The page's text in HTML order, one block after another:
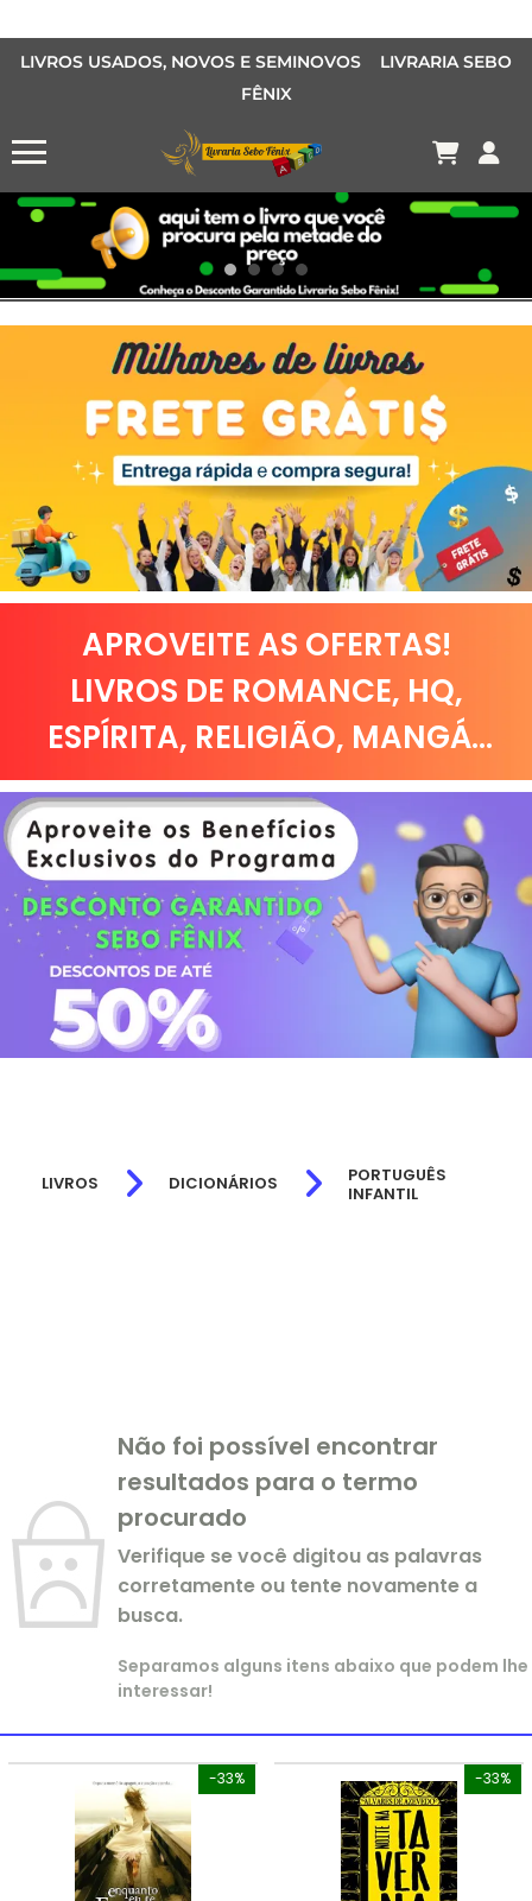
LIVROS USADOS, NOVOS E SEMINOVOS LIVRARIA SEBO
FÊNIX
Conheça o Desconto Garantido de livros Sebo Fênix!
OFERTA HISTORIAS EM QUADRINHOS
OFERTA MANGÁS
MANGÁS BARATOS
APROVEITE AS OFERTAS!
LIVROS DE ROMANCE, HQ,
ESPÍRITA, RELIGIÃO, MANGÁ...
LIVROS DICIONÁRIOS
PORTUGUÊS
INFANTIL
Não foi possível encontrar
resultados para o termo
procurado
Verifique se você digitou as palavras
corretamente ou tente novamente a
busca.
Separamos alguns itens abaixo que podem lhe
interessar!
-33% -33%